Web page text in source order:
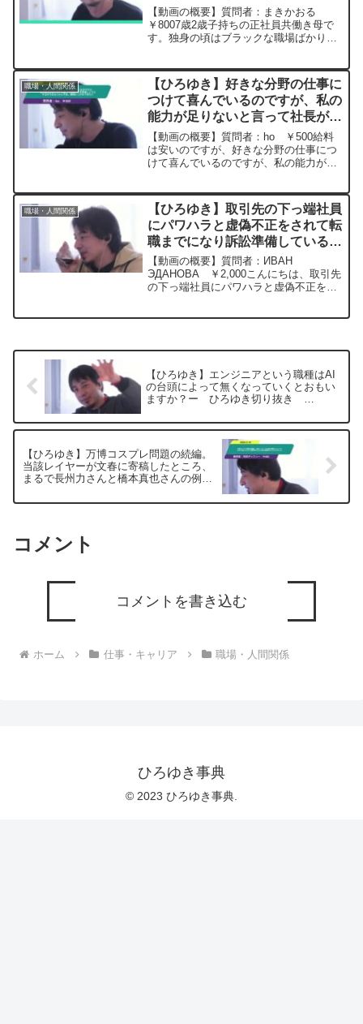
ろゆき切り抜き 20250604
【動画の概要】質問者：まきかおる
￥8007歳2歳子持ちの正社員共働き母で
す。独身の頃はブラックな職場ばかりで
いの体調不良で職場で涙が止まらなくな
ります。月2､3日体...
職場・人間関係
【ひろゆき】好きな分野の仕事に
つけて喜んでいるのですが、私の
能力が足りないと言って社長が私
を解雇しようとするのではないか
と不安。職場にしがみつきたい
ー ひろゆき切り抜き
【動画の概要】質問者：ho ￥500給料
は安いのですが、好きな分野の仕事につ
けて喜んでいるのですが、私の能力が足
職場にしがみつきたいのですが、どうす
ればしがみ続けること...
職場・人間関係
【ひろゆき】取引先の下っ端社員
にパワハラと虚偽不正をされて転
職までになり訴訟準備している者
ですー ひろゆき切り抜き
20250408
【動画の概要】質問者：ИВАН
ЭДАНОВА ￥2,000こんにちは、取引先
の下っ端社員にパワハラと虚偽不正をさ
【ひろゆき】エンジニアという職種はAI
の台頭によって無くなっていくとおもい
ますか？ー ひろゆき切り抜き
【ひろゆき】万博コスプレ問題の続編。
当該レイヤーが文春に寄稿したところ、
まるで長州力さんと橋本真也さんの例の
切り抜き 20250519
コメント
コメントを書き込む
ホーム 仕事・キャリア 職場・人間関係
ひろゆき事典
© 2023 ひろゆき事典.